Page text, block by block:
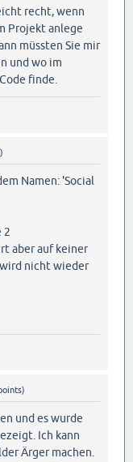
recht, wenn
Projekt anlege
müssten Sie mir
und wo im
finde.
Namen: 'Social
2
aber auf keiner
nicht wieder
und es wurde
Ich kann
Ärger machen.